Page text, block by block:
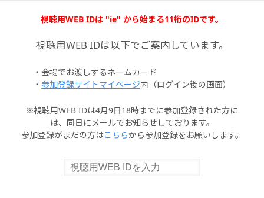
視聴用WEB IDは "ie" から始まる11桁のIDです。
視聴用WEB IDは以下でご案内しています。
・会場でお渡しするネームカード
・ 参加登録サイトマイページ内（ログイン後の画面）
※視聴用WEB IDは4月9日18時までに参加登録された方に
は、同日にメールでお知らせしております。
参加登録がまだの方はこちらから参加登録をお願いします。